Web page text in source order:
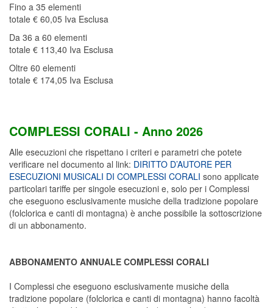
Fino a 35 elementi
totale € 60,05 Iva Esclusa
Da 36 a 60 elementi
totale € 113,40 Iva Esclusa
Oltre 60 elementi
totale € 174,05 Iva Esclusa
COMPLESSI CORALI - Anno 2026
Alle esecuzioni che rispettano i criteri e parametri che potete
verificare nel documento al link: DIRITTO D’AUTORE PER
ESECUZIONI MUSICALI DI COMPLESSI CORALI sono applicate
particolari tariffe per singole esecuzioni e, solo per i Complessi
che eseguono esclusivamente musiche della tradizione popolare
(folclorica e canti di montagna) è anche possibile la sottoscrizione
di un abbonamento.
ABBONAMENTO ANNUALE COMPLESSI CORALI
I Complessi che eseguono esclusivamente musiche della
tradizione popolare (folclorica e canti di montagna) hanno facoltà